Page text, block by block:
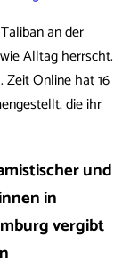
an der
Alltag herrscht.
Zeit Online hat 16
die ihr
und
in
vergibt